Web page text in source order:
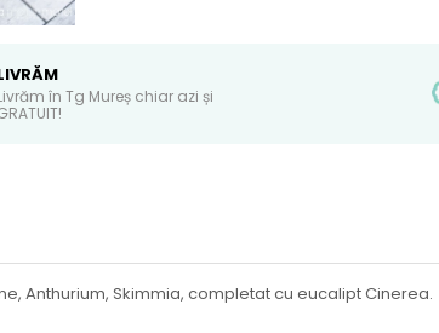
în Tg Mureș chiar azi și
Anthurium, Skimmia, completat cu eucalipt Cinerea.